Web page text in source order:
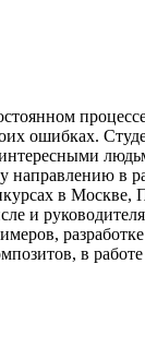
ошибках.
направлению в
в
и
в